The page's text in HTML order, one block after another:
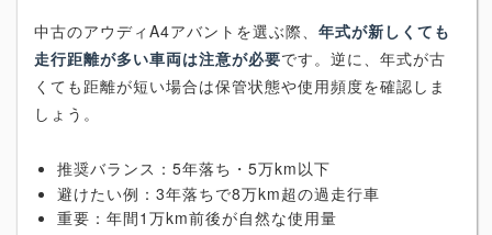
中古のアウディA4アバントを選ぶ際、 年式が新しくても
走行距離が多い車両は注意が必要です。逆に、年式が古
くても距離が短い場合は保管状態や使用頻度を確認しま
しょう。
推奨バランス：5年落ち・5万km以下
避けたい例：3年落ちで8万km超の過走行車
重要：年間1万km前後が自然な使用量